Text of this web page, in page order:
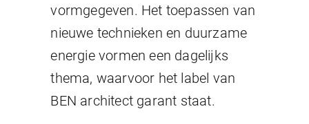
vormgegeven. Het toepassen van
nieuwe technieken en duurzame
energie vormen een dagelijks
thema, waarvoor het label van
BEN architect garant staat.